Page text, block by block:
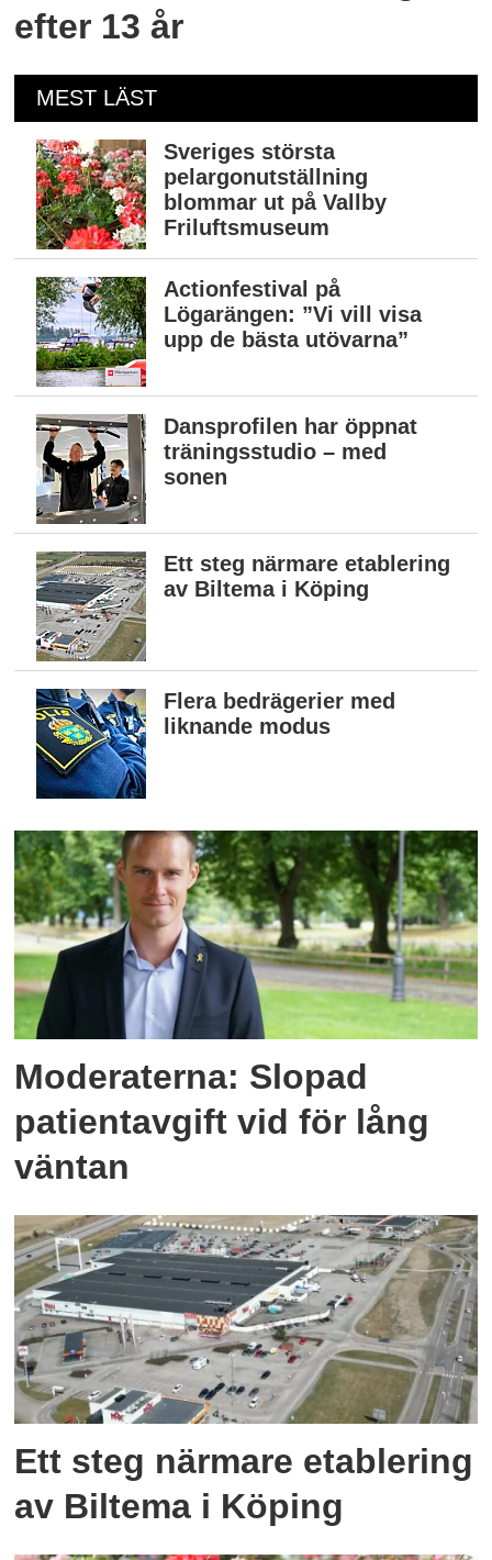
efter 13 år
MEST LÄST
Sveriges största
pelargonutställning
blommar ut på Vallby
Friluftsmuseum
Actionfestival på
Lögarängen: ”Vi vill visa
upp de bästa utövarna”
Dansprofilen har öppnat
träningsstudio – med
sonen
Ett steg närmare etablering
av Biltema i Köping
Flera bedrägerier med
liknande modus
Moderaterna: Slopad
patientavgift vid för lång
väntan
Ett steg närmare etablering
av Biltema i Köping